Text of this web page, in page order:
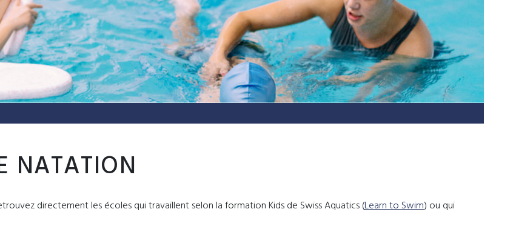
NATATION
directement les écoles qui travaillent selon la formation Kids de Swiss Aquatics (Learn to Swim) ou qui